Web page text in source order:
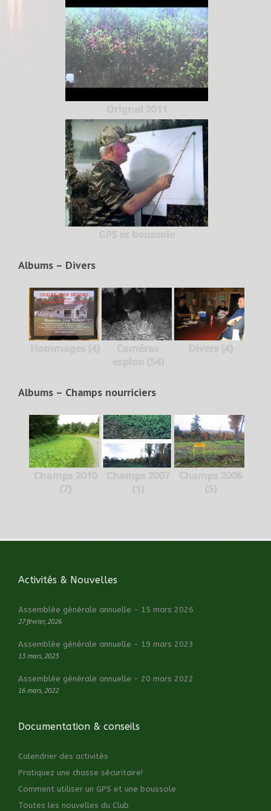
Orignal 2011
GPS et boussole
Albums – Divers
Hommages (4)
Caméras
espion (54)
Divers (4)
Albums – Champs nourriciers
Champs 2010
(7)
Champs 2007
(1)
Champs 2006
(5)
Activités & Nouvelles
Assemblée générale annuelle - 15 mars 2026
27 février, 2026
Assemblée générale annuelle - 19 mars 2023
13 mars, 2023
Assemblée générale annuelle - 20 mars 2022
16 mars, 2022
Documentation & conseils
Calendrier des activités
Pratiquez une chasse sécuritaire!
Comment utiliser un GPS et une boussole
Toutes les nouvelles du Club